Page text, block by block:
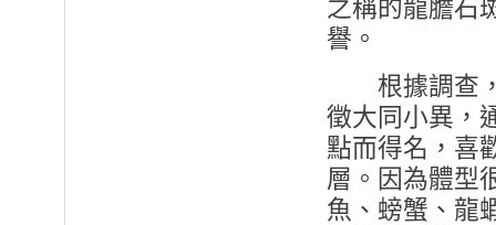
之稱的龍膽石
譽。
根據調查，
徵大同小異，
點而得名，喜
層。因為體型
魚、螃蟹、龍